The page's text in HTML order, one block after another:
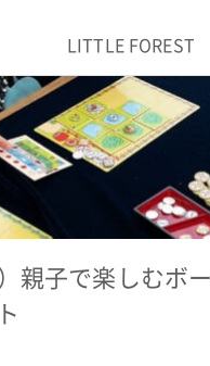
LITTLE FOREST
親子で楽しむボ